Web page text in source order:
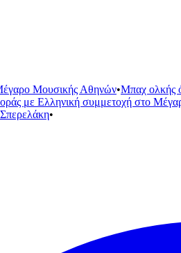
Μουσικής Αθηνών•Μπαχ ολκής
με Ελληνική συμμετοχή στο
•